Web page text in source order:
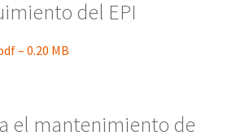
del EPI
– 0.20 MB
el mantenimiento de